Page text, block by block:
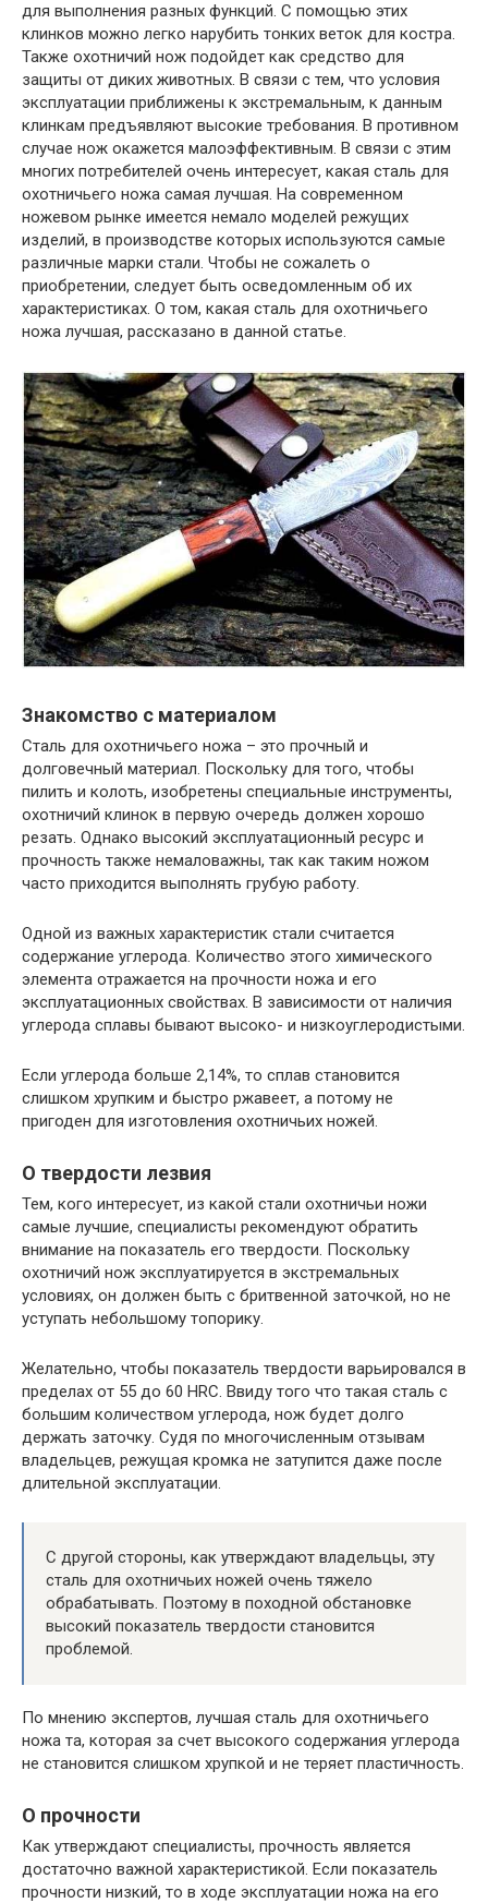
для выполнения разных функций. С помощью этих
клинков можно легко нарубить тонких веток для костра.
Также охотничий нож подойдет как средство для
защиты от диких животных. В связи с тем, что условия
эксплуатации приближены к экстремальным, к данным
клинкам предъявляют высокие требования. В противном
случае нож окажется малоэффективным. В связи с этим
многих потребителей очень интересует, какая сталь для
охотничьего ножа самая лучшая. На современном
ножевом рынке имеется немало моделей режущих
изделий, в производстве которых используются самые
различные марки стали. Чтобы не сожалеть о
приобретении, следует быть осведомленным об их
характеристиках. О том, какая сталь для охотничьего
ножа лучшая, рассказано в данной статье.
Знакомство с материалом
Сталь для охотничьего ножа – это прочный и
долговечный материал. Поскольку для того, чтобы
пилить и колоть, изобретены специальные инструменты,
охотничий клинок в первую очередь должен хорошо
резать. Однако высокий эксплуатационный ресурс и
прочность также немаловажны, так как таким ножом
часто приходится выполнять грубую работу.
Одной из важных характеристик стали считается
содержание углерода. Количество этого химического
элемента отражается на прочности ножа и его
эксплуатационных свойствах. В зависимости от наличия
углерода сплавы бывают высоко- и низкоуглеродистыми.
Если углерода больше 2,14%, то сплав становится
слишком хрупким и быстро ржавеет, а потому не
пригоден для изготовления охотничьих ножей.
О твердости лезвия
Тем, кого интересует, из какой стали охотничьи ножи
самые лучшие, специалисты рекомендуют обратить
внимание на показатель его твердости. Поскольку
охотничий нож эксплуатируется в экстремальных
условиях, он должен быть с бритвенной заточкой, но не
уступать небольшому топорику.
Желательно, чтобы показатель твердости варьировался в
пределах от 55 до 60 HRC. Ввиду того что такая сталь с
большим количеством углерода, нож будет долго
держать заточку. Судя по многочисленным отзывам
владельцев, режущая кромка не затупится даже после
длительной эксплуатации.
С другой стороны, как утверждают владельцы, эту
сталь для охотничьих ножей очень тяжело
обрабатывать. Поэтому в походной обстановке
высокий показатель твердости становится
проблемой.
По мнению экспертов, лучшая сталь для охотничьего
ножа та, которая за счет высокого содержания углерода
не становится слишком хрупкой и не теряет пластичность.
О прочности
Как утверждают специалисты, прочность является
достаточно важной характеристикой. Если показатель
прочности низкий, то в ходе эксплуатации ножа на его